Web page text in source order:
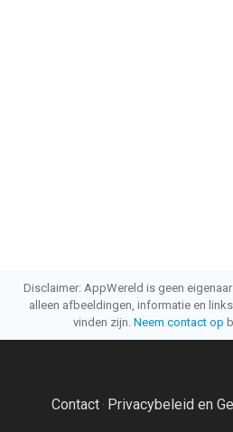
Disclaimer: AppWereld is geen
alleen afbeeldingen, informatie en
vinden zijn. Neem contact op
Contact· Privacybeleid en